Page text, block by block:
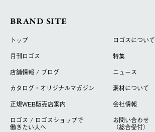
BRAND SITE
トップ
ロゴスについて
月刊ロゴス
特集
店舗情報 / ブログ
ニュース
カタログ・オリジナルマガジン
素材について
正規WEB販売店案内
会社情報
ロゴス / ロゴスショップで
働きたい人へ
お問い合わせ
（総合受付）